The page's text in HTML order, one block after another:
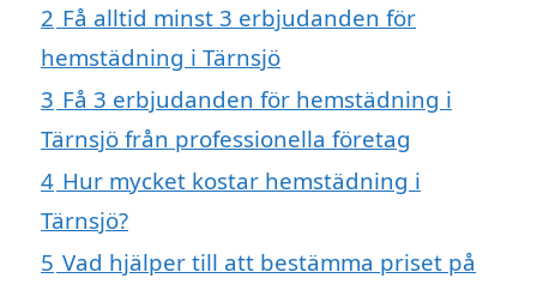
2 Få alltid minst 3 erbjudanden för
hemstädning i Tärnsjö
3 Få 3 erbjudanden för hemstädning i
Tärnsjö från professionella företag
4 Hur mycket kostar hemstädning i
Tärnsjö?
5 Vad hjälper till att bestämma priset på